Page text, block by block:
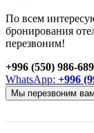
По всем
бронирования
перезвоним!
+996 (550) 986-689
WhatsApp: +996
Мы перезвоним вам